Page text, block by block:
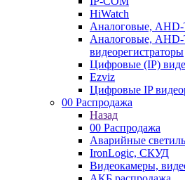
HiWatch
Аналоговые,
Аналоговые,
видеорегистраторы
Цифровые (IP)
Ezviz
Цифровые IP
00 Распродажа
Назад
00 Распродажа
Аварийные
IronLogic, СКУД
Видеокамеры,